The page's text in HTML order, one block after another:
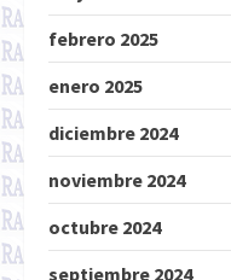
febrero 2025
enero 2025
diciembre 2024
noviembre 2024
octubre 2024
septiembre 2024